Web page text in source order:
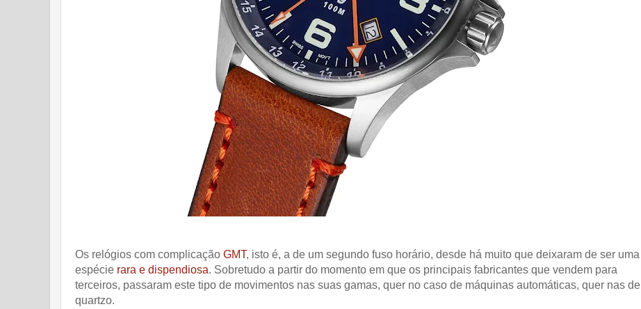
Os relógios com complicação GMT, isto é, a de um segundo fuso horário, desde há muito que deixaram de ser uma
espécie rara e dispendiosa. Sobretudo a partir do momento em que os principais fabricantes que vendem para
terceiros, passaram este tipo de movimentos nas suas gamas, quer no caso de máquinas automáticas, quer nas de
quartzo.